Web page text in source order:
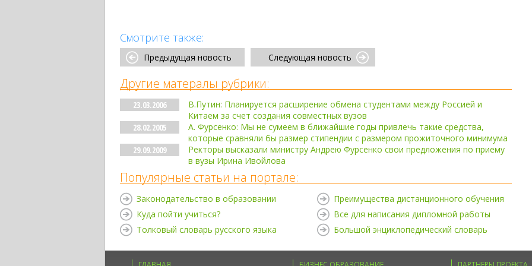
Смотрите также:
Предыдущая новость Следующая новость
Другие матералы рубрики:
23.03.2006
В.Путин: Планируется расширение обмена студентами между Россией и
Китаем за счет создания совместных вузов
28.02.2005
А. Фурсенко: Мы не сумеем в ближайшие годы привлечь такие средства,
которые сравняли бы размер стипендии с размером прожиточного минимума
29.09.2009
Ректоры высказали министру Андрею Фурсенко свои предложения по приему
в вузы Ирина Ивойлова
Популярные статьи на портале:
Законодательство в образовании
Куда пойти учиться?
Толковый словарь русского языка
Преимущества дистанционного обучения
Все для написания дипломной работы
Большой энциклопедический словарь